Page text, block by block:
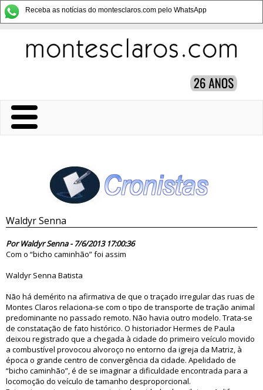
Receba as notícias do montesclaros.com pelo WhatsApp
Waldyr Senna
Por Waldyr Senna - 7/6/2013 17:00:36
Com o “bicho caminhão” foi assim
Waldyr Senna Batista
Não há demérito na afirmativa de que o traçado irregular das ruas de
Montes Claros relaciona-se com o tipo de transporte de tração animal
predominante no passado remoto. Não havia outro modelo. Trata-se
de constatação de fato histórico. O historiador Hermes de Paula
deixou registrado que a chegada à cidade do primeiro veículo movido
a combustível provocou alvoroço no entorno da igreja da Matriz, à
época o grande centro de convergência da cidade. Apelidado de
“bicho caminhão”, é de se imaginar a dificuldade encontrada para a
locomoção do veículo de tamanho desproporcional.